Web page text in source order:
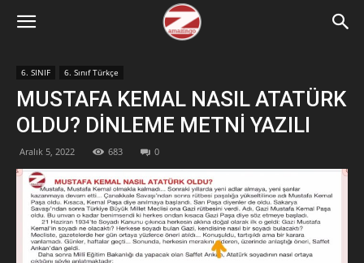
6. SINIF 6. Sınıf Türkçe
MUSTAFA KEMAL NASIL ATATÜRK
OLDU? DİNLEME METNİ YAZILI
Aralık 5, 2022 683 0